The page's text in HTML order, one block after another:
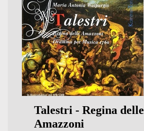
Talestri - Regina delle
Amazzoni